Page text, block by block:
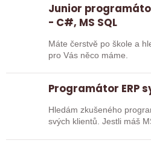
Junior
- C#, MS SQL
Máte čerstvě po škole a
pro Vás něco máme.
Programátor ERP
Hledám zkušeného
svých klientů. Jestli máš